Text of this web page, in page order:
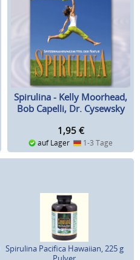
Spirulina - Kelly Moorhead,
Bob Capelli, Dr. Cysewsky
1,95 €
auf Lager 1-3 Tage
Spirulina Pacifica Hawaiian, 225 g